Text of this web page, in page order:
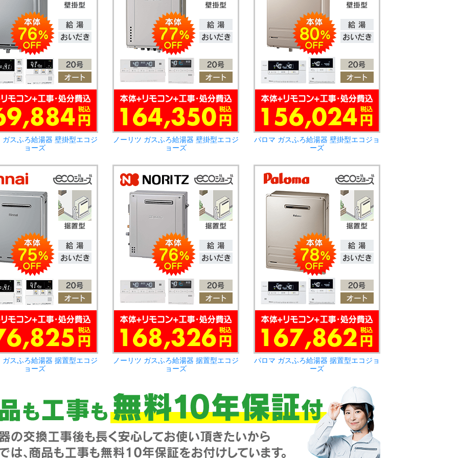
ガスふろ給湯器 壁掛型エコジ
ョーズ
ノーリツ ガスふろ給湯器 壁掛型エコジ
ョーズ
パロマ ガスふろ給湯器 壁掛型エコジョ
ーズ
ガスふろ給湯器 据置型エコジ
ョーズ
ノーリツ ガスふろ給湯器 据置型エコジ
ョーズ
パロマ ガスふろ給湯器 据置型エコジョ
ーズ